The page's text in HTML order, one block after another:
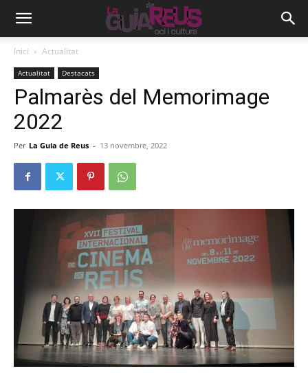
Inici Actualitat
Actualitat Destacats
Palmarès del Memorimage
2022
Per La Guia de Reus - 13 novembre, 2022